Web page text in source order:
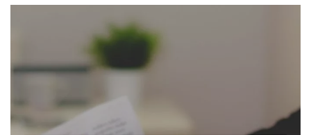
כנסים ואירועים
לכל העוסקים בתעשיית הסמיקונדקטור כולל מהנדסים,